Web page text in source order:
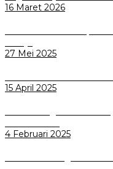
16 Maret 2026
27 Mei 2025
15 April 2025
4 Februari 2025